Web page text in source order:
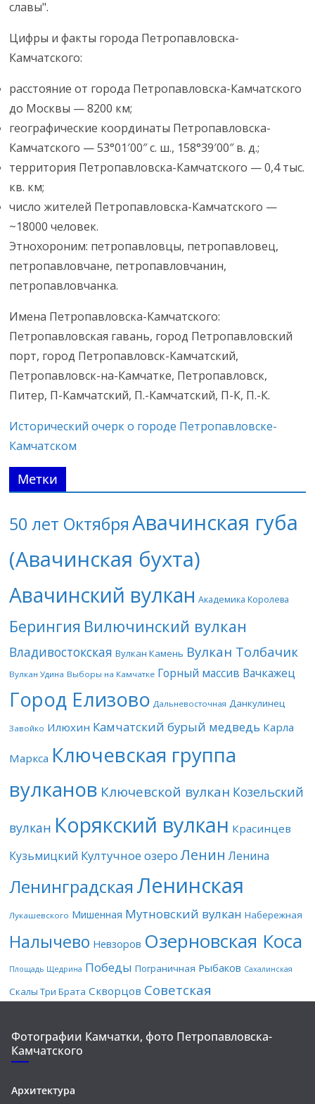
славы".
Цифры и факты города Петропавловска-
Камчатского:
расстояние от города Петропавловска-Камчатского
до Москвы — 8200 км;
географические координаты Петропавловска-
Камчатского — 53°01′00″ с. ш., 158°39′00″ в. д.;
территория Петропавловска-Камчатского — 0,4 тыс.
кв. км;
число жителей Петропавловска-Камчатского —
~18000 человек.
Этнохороним: петропавловцы, петропавловец,
петропавловчане, петропавловчанин,
петропавловчанка.
Имена Петропавловска-Камчатского:
Петропавловская гавань, город Петропавловский
порт, город Петропавловск-Камчатский,
Петропавловск-на-Камчатке, Петропавловск,
Питер, П-Камчатский, П.-Камчатский, П-К, П.-К.
Исторический очерк о городе Петропавловске-
Камчатском
Метки
50 лет Октября Авачинская губа
(Авачинская бухта)
Авачинский вулкан Академика Королева
Берингия Вилючинский вулкан
Владивостокская Вулкан Камень Вулкан Толбачик
Вулкан Удина Выборы на Камчатке Горный массив Вачкажец
Город Елизово Дальневосточная Данкулинец
Завойко Илюхин Камчатский бурый медведь Карла
Маркса Ключевская группа
вулканов Ключевской вулкан Козельский
вулкан Корякский вулкан Красинцев
Кузьмицкий Култучное озеро Ленин Ленина
Ленинградская Ленинская
Лукашевского Мишенная Мутновский вулкан Набережная
Налычево Невзоров Озерновская Коса
Площадь Щедрина Победы Пограничная Рыбаков Сахалинская
Скалы Три Брата Скворцов Советская
Фотографии Камчатки, фото Петропавловска-
Камчатского
Архитектура